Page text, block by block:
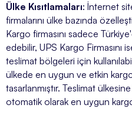
Ülke Kısıtlamaları: İnternet
firmalarını ülke bazında
Kargo firmasını sadece
edebilir, UPS Kargo Firmasını
teslimat bölgeleri için
ülkede en uygun ve etkin
tasarlanmıştır. Teslimat
otomatik olarak en uygun